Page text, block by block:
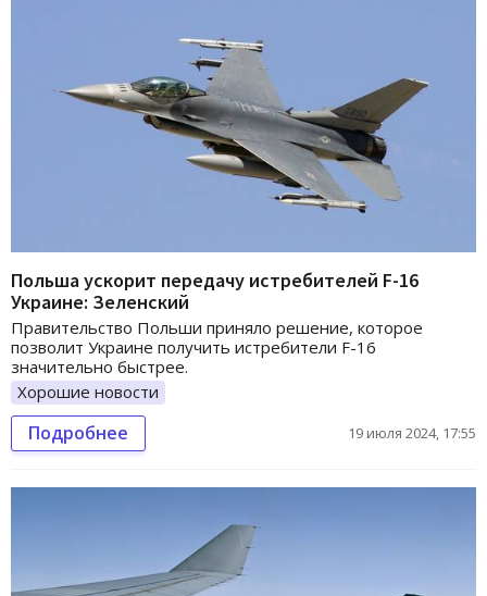
Польша ускорит передачу истребителей F-16
Украине: Зеленский
Правительство Польши приняло решение, которое
позволит Украине получить истребители F-16
значительно быстрее.
Хорошие новости
Подробнее 19 июля 2024, 17:55